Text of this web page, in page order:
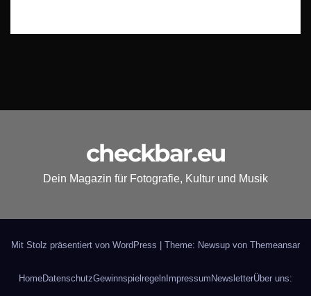
checkbar.eu
Dein Magazin für Fotografie, Kultur und Musik
Mit Stolz präsentiert von WordPress Theme: Newsup von Themeansar
HomeDatenschutzGewinnspielregeln Impressum NewsletterÜber uns: